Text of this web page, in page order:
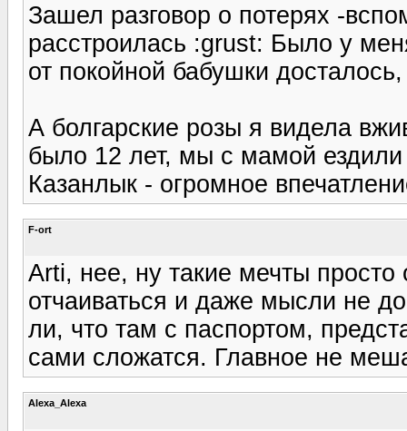
Зашел разговор о потерях -
расстроилась :grust: Было у
от покойной бабушки
А болгарские розы я видела
было 12 лет, мы с мамой
Казанлык - огромное
F-ort
Arti, нее, ну такие мечты
отчаиваться и даже мысли не
ли, что там с паспортом,
сами сложатся. Главное не
Alexa_Alexa